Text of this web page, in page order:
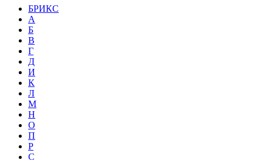
БРИКС
А
Б
В
Г
Д
И
К
Л
М
Н
О
П
Р
С